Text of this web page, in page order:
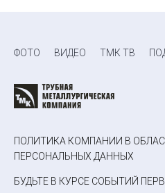
ФОТО ВИДЕО ТМК ТВ
ПОЛИТИКА КОМПАНИИ В
ПЕРСОНАЛЬНЫХ ДАННЫХ
БУДЬТЕ В КУРСЕ СОБЫТИЙ